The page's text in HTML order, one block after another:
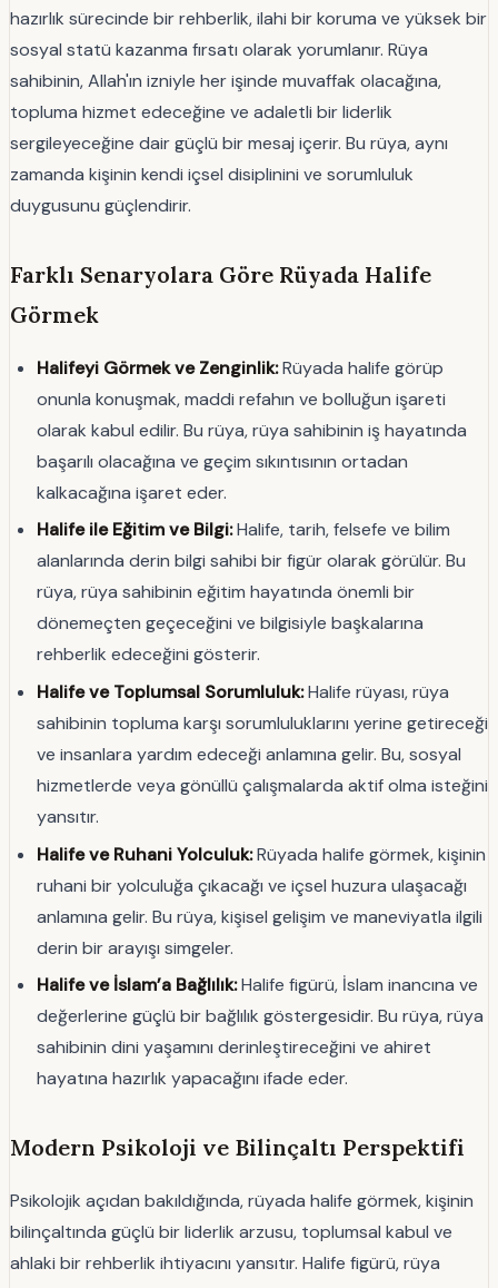
hazırlık sürecinde bir rehberlik, ilahi bir koruma ve yüksek bir
sosyal statü kazanma fırsatı olarak yorumlanır. Rüya
sahibinin, Allah'ın izniyle her işinde muvaffak olacağına,
topluma hizmet edeceğine ve adaletli bir liderlik
sergileyeceğine dair güçlü bir mesaj içerir. Bu rüya, aynı
zamanda kişinin kendi içsel disiplinini ve sorumluluk
duygusunu güçlendirir.
Farklı Senaryolara Göre Rüyada Halife
Görmek
Halifeyi Görmek ve Zenginlik:Rüyada halife görüp
onunla konuşmak, maddi refahın ve bolluğun işareti
olarak kabul edilir. Bu rüya, rüya sahibinin iş hayatında
başarılı olacağına ve geçim sıkıntısının ortadan
kalkacağına işaret eder.
Halife ile Eğitim ve Bilgi:Halife, tarih, felsefe ve bilim
alanlarında derin bilgi sahibi bir figür olarak görülür. Bu
rüya, rüya sahibinin eğitim hayatında önemli bir
dönemeçten geçeceğini ve bilgisiyle başkalarına
rehberlik edeceğini gösterir.
Halife ve Toplumsal Sorumluluk:Halife rüyası, rüya
sahibinin topluma karşı sorumluluklarını yerine getireceği
ve insanlara yardım edeceği anlamına gelir. Bu, sosyal
hizmetlerde veya gönüllü çalışmalarda aktif olma isteğini
yansıtır.
Halife ve Ruhani Yolculuk:Rüyada halife görmek, kişinin
ruhani bir yolculuğa çıkacağı ve içsel huzura ulaşacağı
anlamına gelir. Bu rüya, kişisel gelişim ve maneviyatla ilgili
derin bir arayışı simgeler.
Halife ve İslam’a Bağlılık:Halife figürü, İslam inancına ve
değerlerine güçlü bir bağlılık göstergesidir. Bu rüya, rüya
sahibinin dini yaşamını derinleştireceğini ve ahiret
hayatına hazırlık yapacağını ifade eder.
Modern Psikoloji ve Bilinçaltı Perspektifi
Psikolojik açıdan bakıldığında, rüyada halife görmek, kişinin
bilinçaltında güçlü bir liderlik arzusu, toplumsal kabul ve
ahlaki bir rehberlik ihtiyacını yansıtır. Halife figürü, rüya